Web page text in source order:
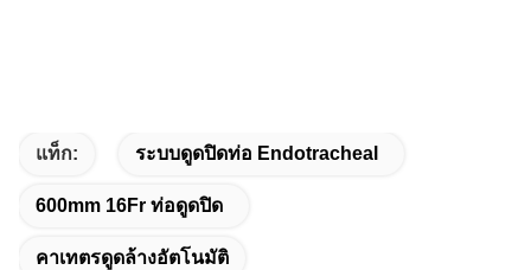
แท็ก: ระบบดูดปิดท่อ Endotracheal
600mm 16Fr ท่อดูดปิด
คาเทตรดูดล้างอัตโนมัติ